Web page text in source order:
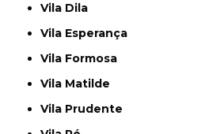
Vila Dila
Vila Esperança
Vila Formosa
Vila Matilde
Vila Prudente